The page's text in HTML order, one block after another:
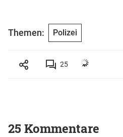
Themen: Polizei
25
25 Kommentare